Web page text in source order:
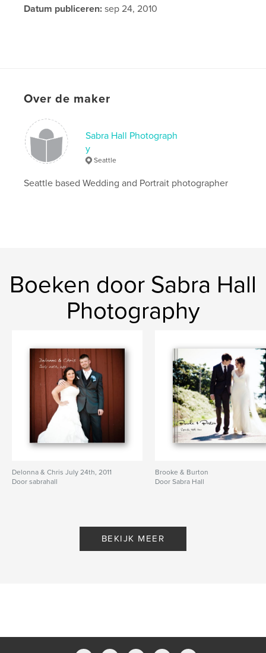
Datum publiceren: sep 24, 2010
Over de maker
Sabra Hall Photograph
y
Seattle
Seattle based Wedding and Portrait photographer
Boeken door Sabra Hall
Photography
Delonna & Chris July 24th, 2011
Door sabrahall
Brooke & Burton
Door Sabra Hall
BEKIJK MEER